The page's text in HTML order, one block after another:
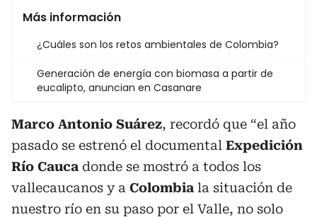
Más información
¿Cuáles son los retos ambientales de Colombia?
Generación de energía con biomasa a partir de
eucalipto, anuncian en Casanare
Marco Antonio Suárez, recordó que “el año
pasado se estrenó el documental Expedición
Río Cauca donde se mostró a todos los
vallecaucanos y a Colombia la situación de
nuestro río en su paso por el Valle, no solo